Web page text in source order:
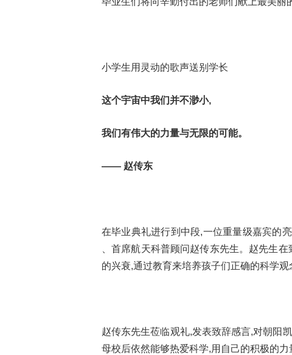
小学生用灵动的歌声送别学长
这个宇宙中我们并不渺小,
我们有伟大的力量与无限的可能。
—— 赵传东
在毕业典礼进行到中段,一位重量级嘉宾的
、首席航天科普顾问赵传东先生。赵先生
的兴衰,通过教育来培养孩子们正确的科学观
赵传东先生莅临观礼,发表致辞感言,对朝阳
母校后依然能够热爱科学,用自己的积极的力